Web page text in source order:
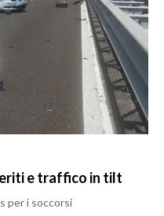
e traffico in tilt
per i soccorsi